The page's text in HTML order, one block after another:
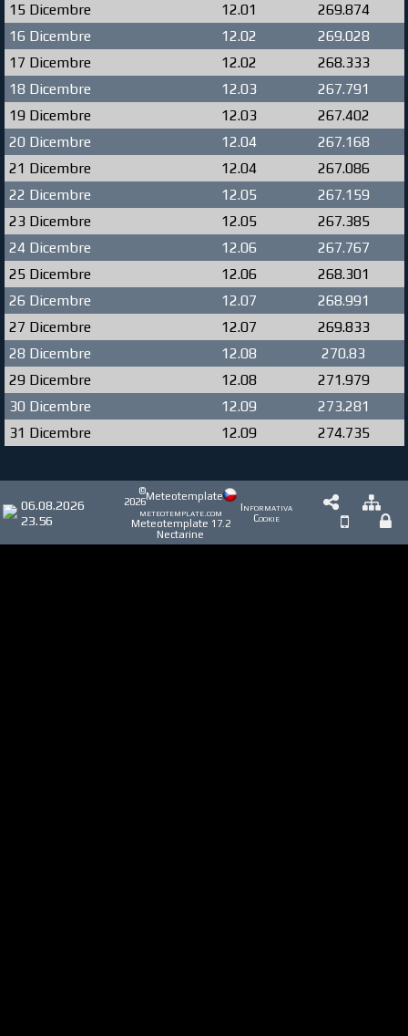
15 Dicembre
12.01
269.874
16 Dicembre
12.02
269.028
17 Dicembre
12.02
268.333
18 Dicembre
12.03
267.791
19 Dicembre
12.03
267.402
20 Dicembre
12.04
267.168
21 Dicembre
12.04
267.086
22 Dicembre
12.05
267.159
23 Dicembre
12.05
267.385
24 Dicembre
12.06
267.767
25 Dicembre
12.06
268.301
26 Dicembre
12.07
268.991
27 Dicembre
12.07
269.833
28 Dicembre
12.08
270.83
29 Dicembre
12.08
271.979
30 Dicembre
12.09
273.281
31 Dicembre
12.09 274.735
06.08.2026
23.56
©
2026Meteotemplate
meteotemplate.com
Meteotemplate 17.2
Nectarine
Informativa
Cookie